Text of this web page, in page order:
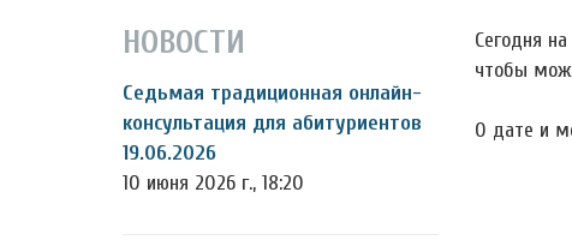
НОВОСТИ
Седьмая традиционная онлайн-
консультация для абитуриентов
19.06.2026
10 июня 2026 г., 18:20
Сегодня
чтобы
О дате и